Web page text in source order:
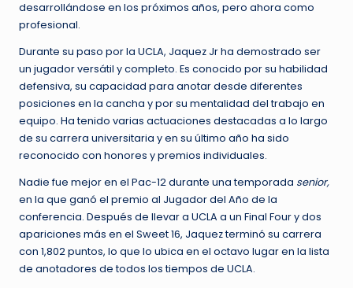
desarrollándose en los próximos años, pero ahora como
profesional.
Durante su paso por la UCLA, Jaquez Jr ha demostrado ser
un jugador versátil y completo. Es conocido por su habilidad
defensiva, su capacidad para anotar desde diferentes
posiciones en la cancha y por su mentalidad del trabajo en
equipo. Ha tenido varias actuaciones destacadas a lo largo
de su carrera universitaria y en su último año ha sido
reconocido con honores y premios individuales.
Nadie fue mejor en el Pac-12 durante una temporada senior,
en la que ganó el premio al Jugador del Año de la
conferencia. Después de llevar a UCLA a un Final Four y dos
apariciones más en el Sweet 16, Jaquez terminó su carrera
con 1,802 puntos, lo que lo ubica en el octavo lugar en la lista
de anotadores de todos los tiempos de UCLA.